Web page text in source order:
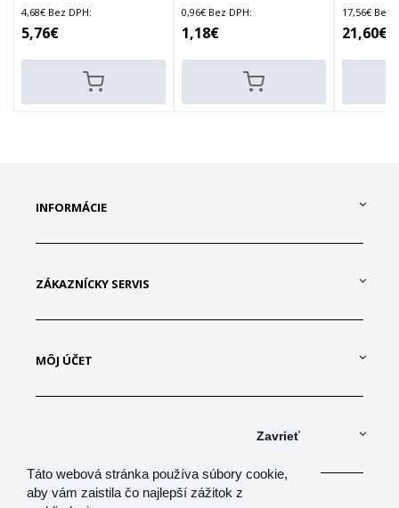
Táto webová stránka používa súbory cookie,
aby vám zaistila čo najlepší zážitok z
Zavrieť
4,68€ Bez DPH:
5,76€
0,96€ Bez DPH:
1,18€
17,56€ Bez
21,60€
INFORMÁCIE
ZÁKAZNÍCKY SERVIS
MÔJ ÚČET